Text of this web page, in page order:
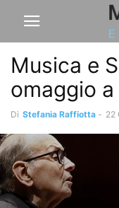
Musica e
omaggio
Di Stefania Raffiotta - 22